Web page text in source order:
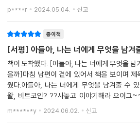
7종이 출간돼 350만부가 팔리며 밀리언 셀러
았다. 그때 당시 이 책을 읽고 느꼈던 신선함은
p****r 2024.05.04. 신고
종이책
[서평] 아들아, 나는 너에게 무엇을 남겨
책이 도착했다. [아들아, 나는 너에게 무엇을 남
을까]마침 남편이 곁에 있어서 책을 보이며 제
줬다.아들아, 나는 너에게 무엇을 남겨줄 수
왈, 비트코인? ??사놓고 이야기해라 으이그
을 펼쳐서 저자가 아들에게 남겨주기로 한 것
호기심을 가득 안고 책장을 펼쳤다.아빠가 너에
m******y 2024.06.02. 신고